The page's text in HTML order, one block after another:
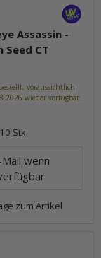
Assassin -
Seed CT
voraussichtlich
wieder verfügbar.
Stk.
Mail wenn
zum Artikel